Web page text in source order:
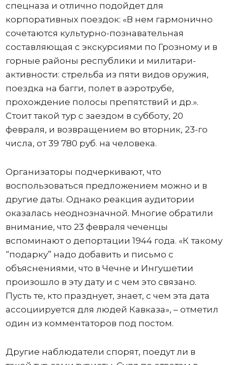
спецназа и отлично подойдет для
корпоративных поездок: «В нем гармонично
сочетаются культурно-познавательная
составляющая с экскурсиями по Грозному и в
горные районы республики и милитари-
активности: стрельба из пяти видов оружия,
поездка на багги, полет в аэротрубе,
прохождение полосы препятствий и др.».
Стоит такой тур с заездом в субботу, 20
февраля, и возвращением во вторник, 23-го
числа, от 39 780 руб. на человека.
Организаторы подчеркивают, что
воспользоваться предложением можно и в
другие даты. Однако реакция аудитории
оказалась неоднозначной. Многие обратили
внимание, что 23 февраля чеченцы
вспоминают о депортации 1944 года. «К такому
“подарку” надо добавить и письмо с
объяснениями, что в Чечне и Ингушетии
произошло в эту дату и с чем это связано.
Пусть те, кто празднует, знает, с чем эта дата
ассоциируется для людей Кавказа», – отметил
один из комментаторов под постом.
Другие наблюдатели спорят, поедут ли в